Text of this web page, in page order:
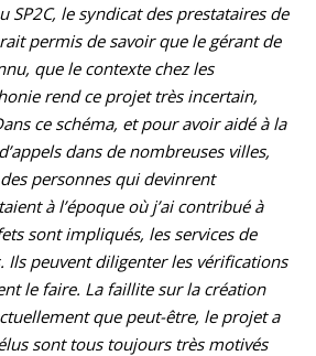
SP2C, le syndicat des prestataires de
permis de savoir que le gérant de
que le contexte chez les
rend ce projet très incertain,
ce schéma, et pour avoir aidé à la
dans de nombreuses villes,
personnes qui devinrent
à l’époque où j’ai contribué à
sont impliqués, les services de
Ils peuvent diligenter les vérifications
le faire. La faillite sur la création
que peut-être, le projet a
sont tous toujours très motivés